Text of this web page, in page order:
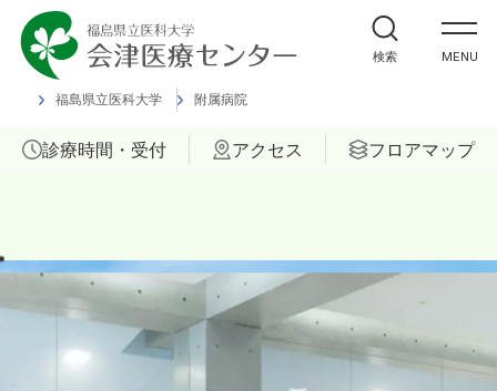
福島県立医科大学 附属病院
MENU
外来受診の方
入院・ご面会の方
診療科
当院について
診療時間・受付 アクセス フロアマップ
検索